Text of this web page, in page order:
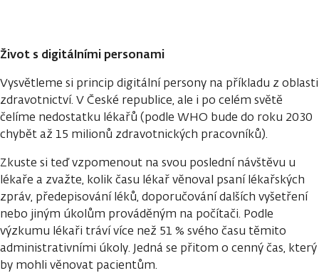
Život s digitálními personami
Vysvětleme si princip digitální persony na příkladu z oblasti
zdravotnictví. V České republice, ale i po celém světě
čelíme nedostatku lékařů (podle WHO bude do roku 2030
chybět až 15 milionů zdravotnických pracovníků).
Zkuste si teď vzpomenout na svou poslední návštěvu u
lékaře a zvažte, kolik času lékař věnoval psaní lékařských
zpráv, předepisování léků, doporučování dalších vyšetření
nebo jiným úkolům prováděným na počítači. Podle
výzkumu lékaři tráví více než 51 % svého času těmito
administrativními úkoly. Jedná se přitom o cenný čas, který
by mohli věnovat pacientům.